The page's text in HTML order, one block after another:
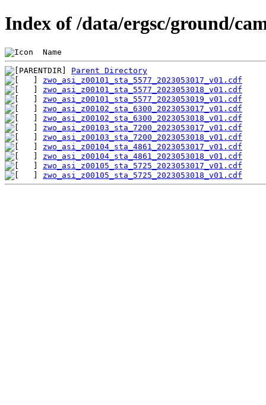
Index of /data/ergsc/ground/
Name
Parent Directory
zwo_asi_z00101_sta_5577_2023053017_v01.cdf
zwo_asi_z00101_sta_5577_2023053018_v01.cdf
zwo_asi_z00101_sta_5577_2023053019_v01.cdf
zwo_asi_z00102_sta_6300_2023053017_v01.cdf
zwo_asi_z00102_sta_6300_2023053018_v01.cdf
zwo_asi_z00103_sta_7200_2023053017_v01.cdf
zwo_asi_z00103_sta_7200_2023053018_v01.cdf
zwo_asi_z00104_sta_4861_2023053017_v01.cdf
zwo_asi_z00104_sta_4861_2023053018_v01.cdf
zwo_asi_z00105_sta_5725_2023053017_v01.cdf
zwo_asi_z00105_sta_5725_2023053018_v01.cdf